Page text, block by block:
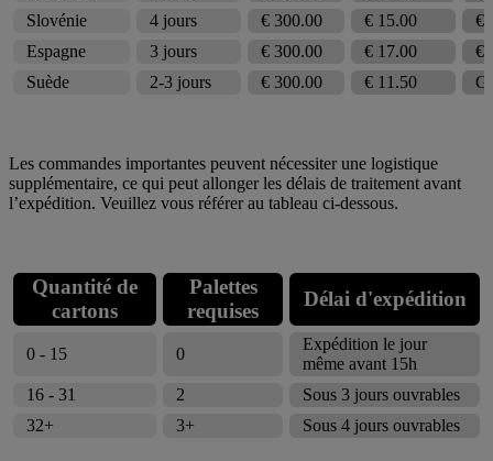
Slovénie
4 jours € 300.00 € 15.00
€
Espagne
3 jours € 300.00 € 17.00
€
Suède
2-3 jours € 300.00 € 11.50
Les commandes importantes peuvent nécessiter une logistique
supplémentaire, ce qui peut allonger les délais de traitement avant
l’expédition. Veuillez vous référer au tableau ci-dessous.
Quantité de
cartons
Palettes
requises
Délai d'expédition
0 - 15 0
Expédition le jour
même avant 15h
16 - 31
2
Sous 3 jours ouvrables
32+
3+ Sous 4 jours ouvrables